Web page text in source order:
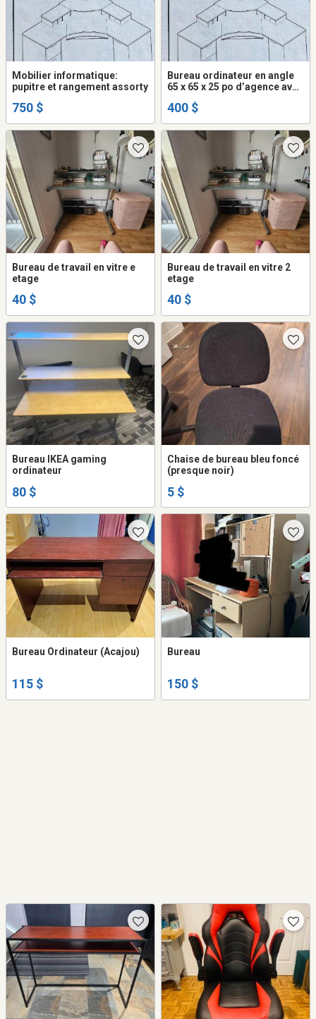
Mobilier informatique:
pupitre et rangement assorty
750 $
Bureau ordinateur en angle
65 x 65 x 25 po d’agence avec
400 $
Bureau de travail en vitre e
etage
40 $
Bureau de travail en vitre 2
etage
40 $
Bureau IKEA gaming
ordinateur
80 $
Chaise de bureau bleu foncé
(presque noir)
5 $
Bureau Ordinateur (Acajou)
115 $
Bureau
150 $